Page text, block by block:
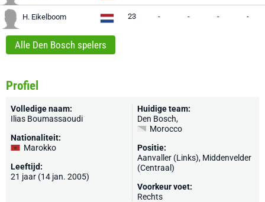
H. Eikelboom 23 - - - -
Alle Den Bosch spelers
Profiel
Volledige naam:
Ilias Boumassaoudi
Nationaliteit:
Marokko
Leeftijd:
21 jaar (14 jan. 2005)
Huidige team:
Den Bosch,
Morocco
Positie:
Aanvaller (Links), Middenvelder
(Centraal)
Voorkeur voet:
Rechts